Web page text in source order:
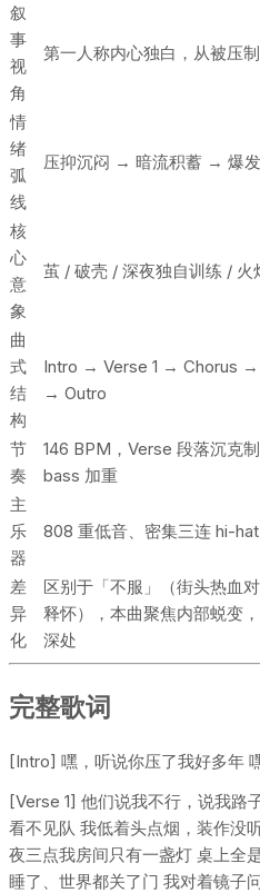
叙
事
视
角
第一人称内心独白，从被压
情
绪
弧
线
压抑沉闷 → 暗流积蓄 → 爆
核
心
意
象
茧 / 破壳 / 深夜独自训练 / 火
曲
式
结
构
Intro → Verse 1 → Chorus
→ Outro
节
奏
146 BPM，Verse 段落沉克
bass 加重
主
乐
器
808 重低音、密集三连 hi-
差
异
化
区别于「不服」（街头热血
释怀），本曲聚焦内部蜕变
深处
完整歌词
[Intro] 嘿，听说你压了我好多年
[Verse 1] 他们说我不行，说我路
看不见队 我低着头点烟，装作没
夜三点我房间只有一盏灯 桌上全
睡了、世界都关了门 我对着镜子